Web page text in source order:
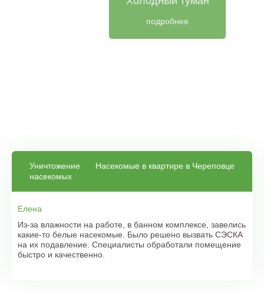
подробнее
Уничтожение
насекомых
Насекомые в квартире в Череповце
Елена
Из-за влажности на работе, в банном комплексе, завелись
какие-то белые насекомые. Было решено вызвать СЭСКА
на их подавление. Специалисты обработали помещение
быстро и качественно.